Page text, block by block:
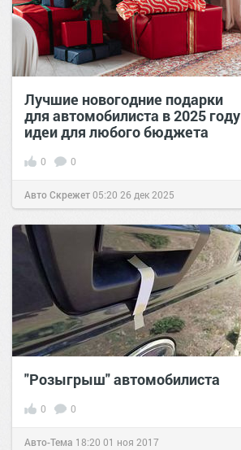
Лучшие новогодние подарки
для автомобилиста в 2025 году
идеи для любого бюджета
0 0
Авто Скрежет05:20 26 дек 2025
"Розыгрыш" автомобилиста
0 0
Авто-Тема 18:20 01 ноя 2017